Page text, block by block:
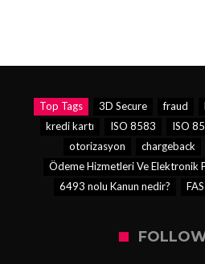
Top Tags 3D Secure fraud
kredi kartı
ISO 8583 ISO
otorizasyon
chargeback
Ödeme Hizmetleri Ve Elektronik
6493 nolu Kanun nedir?